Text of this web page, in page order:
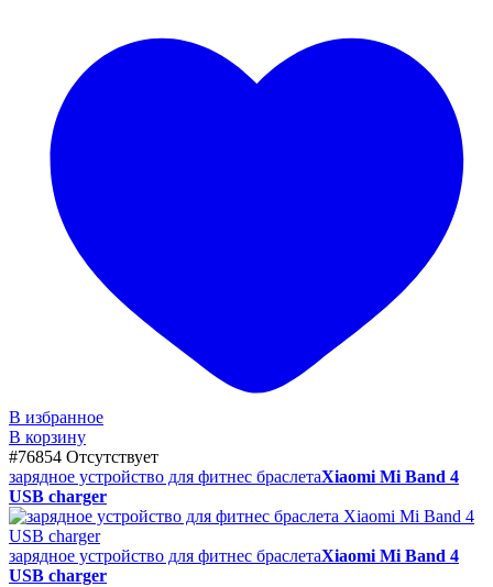
В избранное
В корзину
#76854 Отсутствует
зарядное устройство для фитнес браслетаXiaomi Mi Band 4
USB charger
зарядное устройство для фитнес браслетаXiaomi Mi Band 4
USB charger